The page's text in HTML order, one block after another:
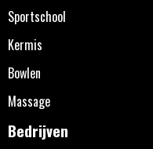
Sportschool
Kermis
Bowlen
Massage
Bedrijven